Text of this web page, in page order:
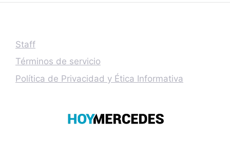
Staff
Términos de servicio
Política de Privacidad y Ética Informativa